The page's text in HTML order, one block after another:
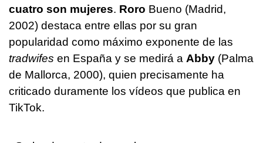
cuatro son mujeres. Roro Bueno (Madrid,
2002) destaca entre ellas por su gran
popularidad como máximo exponente de las
tradwifes en España y se medirá a Abby (Palma
de Mallorca, 2000), quien precisamente ha
criticado duramente los vídeos que publica en
TikTok.